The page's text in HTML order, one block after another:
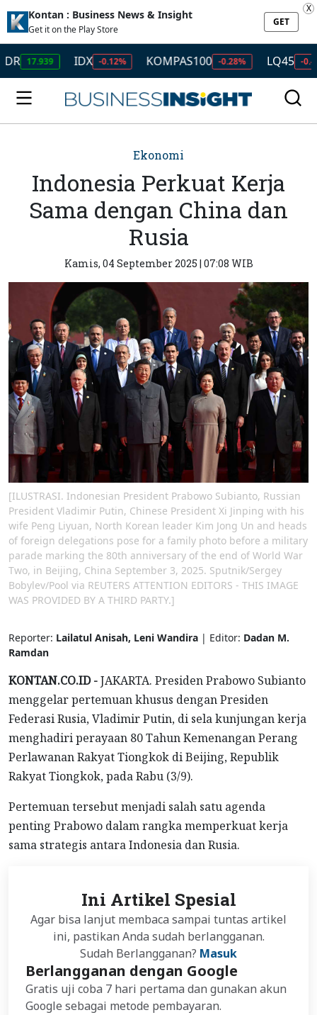
Kontan : Business News & Insight
Get it on the Play Store
GET
X
IDX -0.12% KOMPAS100 -0.28% LQ45 -0.49%
Ekonomi
Indonesia Perkuat Kerja
Sama dengan China dan
Rusia
Kamis, 04 September 2025 | 07:08 WIB
[ILUSTRASI. Indonesian President Prabowo Subianto, Russian
President Vladimir Putin, Chinese President Xi Jinping with his
wife Peng Liyuan, North Korean leader Kim Jong Un and heads
of foreign delegations pose for a family photo before a military
parade marking the 80th anniversary of the end of World War
Two, in Beijing, China September 3, 2025. Sputnik/Sergey
Bobylev/Pool via REUTERS ATTENTION EDITORS - THIS IMAGE
WAS PROVIDED BY A THIRD PARTY.]
Reporter: Lailatul Anisah, Leni Wandira | Editor: Dadan M.
Ramdan
KONTAN.CO.ID -JAKARTA. Presiden Prabowo Subianto
menggelar pertemuan khusus dengan Presiden
Federasi Rusia, Vladimir Putin, di sela kunjungan kerja
menghadiri perayaan 80 Tahun Kemenangan Perang
Perlawanan Rakyat Tiongkok di Beijing, Republik
Rakyat Tiongkok, pada Rabu (3/9).
Pertemuan tersebut menjadi salah satu agenda
penting Prabowo dalam rangka memperkuat kerja
sama strategis antara Indonesia dan Rusia.
Ini Artikel Spesial
Agar bisa lanjut membaca sampai tuntas artikel
ini, pastikan Anda sudah berlangganan.
Sudah Berlangganan? Masuk
Berlangganan dengan Google
Gratis uji coba 7 hari pertama dan gunakan akun
Google sebagai metode pembayaran.